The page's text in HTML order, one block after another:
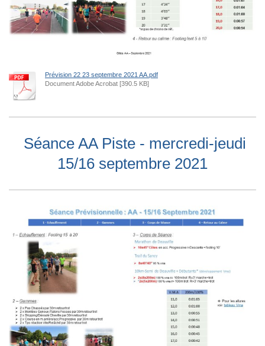
Prévision 22 23 septembre 2021 AA.pdf
Document Adobe Acrobat [390.5 KB]
Séance AA Piste - mercredi-jeudi
15/16 septembre 2021